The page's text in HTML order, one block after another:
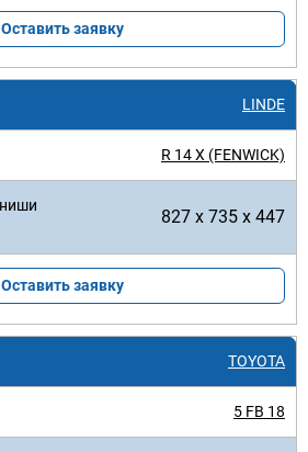
Оставить заявку
LINDE
R 14 X (FENWICK)
827 x 735 x 447
Оставить заявку
TOYOTA
5 FB 18